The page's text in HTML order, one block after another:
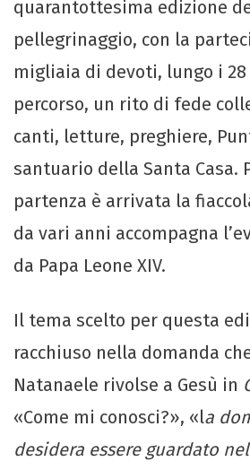
quarantottesima edizione
pellegrinaggio, con la
migliaia di devoti, lungo i
percorso, un rito di fede
canti, letture, preghiere,
santuario della Santa Casa.
partenza è arrivata la
da vari anni accompagna
da Papa Leone XIV.
Il tema scelto per questa
racchiuso nella domanda
Natanaele rivolse a Gesù in
«Come mi conosci?», «la
desidera essere guardato